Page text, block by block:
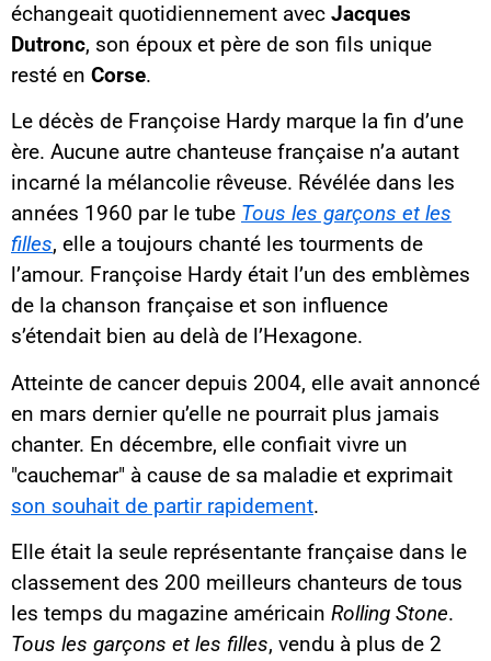
échangeait quotidiennement avec Jacques
Dutronc, son époux et père de son fils unique
resté en Corse.
Le décès de Françoise Hardy marque la fin d’une
ère. Aucune autre chanteuse française n’a autant
incarné la mélancolie rêveuse. Révélée dans les
années 1960 par le tube Tous les garçons et les
filles, elle a toujours chanté les tourments de
l’amour. Françoise Hardy était l’un des emblèmes
de la chanson française et son influence
s’étendait bien au delà de l’Hexagone.
Atteinte de cancer depuis 2004, elle avait annoncé
en mars dernier qu’elle ne pourrait plus jamais
chanter. En décembre, elle confiait vivre un
"cauchemar" à cause de sa maladie et exprimait
son souhait de partir rapidement.
Elle était la seule représentante française dans le
classement des 200 meilleurs chanteurs de tous
les temps du magazine américain Rolling Stone.
Tous les garçons et les filles, vendu à plus de 2